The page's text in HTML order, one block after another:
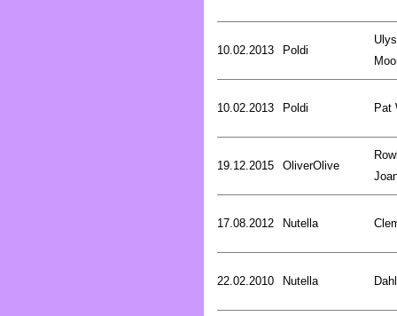
10.02.2013 Poldi
10.02.2013 Poldi Pat
19.12.2015 OliverOlive
17.08.2012 Nutella
22.02.2010 Nutella